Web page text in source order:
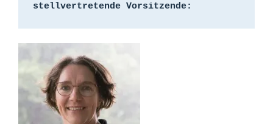
stellvertretende Vorsitzende: